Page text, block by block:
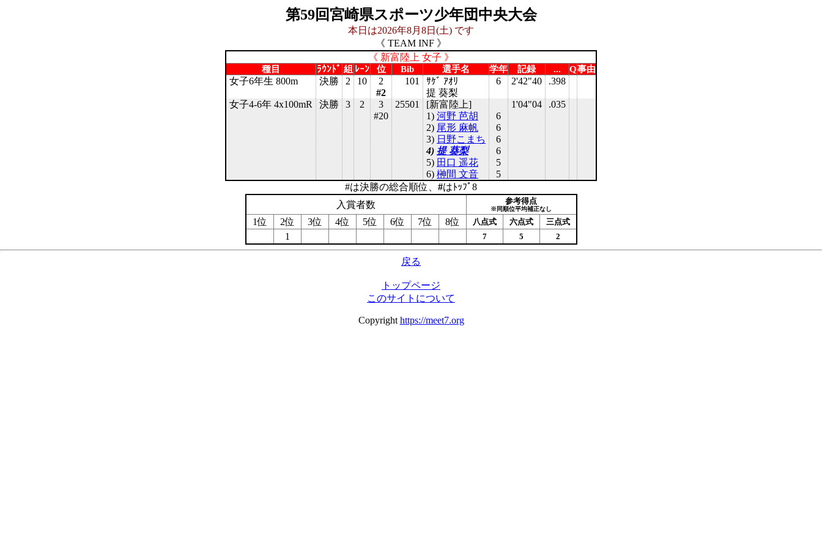
第59回宮崎県スポーツ少年団中央大会
本日は2026年8月8日(土) です
《 TEAM INF 》
《 新富陸上 女子 》
種目 ﾗｳﾝﾄﾞ 組 ﾚｰﾝ 位 Bib 選手名 学年 記録 ... Q事由
女子6年生 800m 決勝 2 10
2
#2
101
ｻｹﾞ ｱｵﾘ
提 葵梨
6 2'42"40 .398
女子4-6年 4x100mR 決勝 3 2
3
#20
25501
[新富陸上]
1) 河野 芭胡
2) 尾形 麻帆
3) 日野こまち
4) 提 葵梨
5) 田口 遥花
6) 榊間 文音
6
6
6
6
5
5
1'04"04 .035
#は決勝の総合順位、 #はﾄｯﾌﾟ8
入賞者数
参考得点
※同順位平均補正なし
1位 2位 3位 4位 5位 6位 7位 8位 八点式 六点式 三点式
1 7 5 2
戻る
トップページ
このサイトについて
Copyright https://meet7.org